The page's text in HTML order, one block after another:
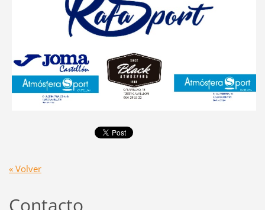
« Volver
Contacto